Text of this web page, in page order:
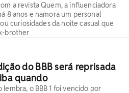
a revista Quem, a influenciadora
8 anos e namora um personal
curiosidades da noite casual que
brother
do BBB será reprisada
quando
lembra, o BBB 1 foi vencido por